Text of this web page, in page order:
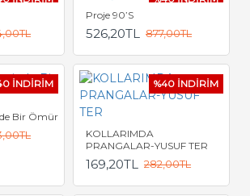
Proje 90’S
526,20TL 877,00TL
İNDİRİM
Bir Ömür
%40 İNDİRİM
KOLLARIMDA
PRANGALAR-YUSUF TER
169,20TL 282,00TL